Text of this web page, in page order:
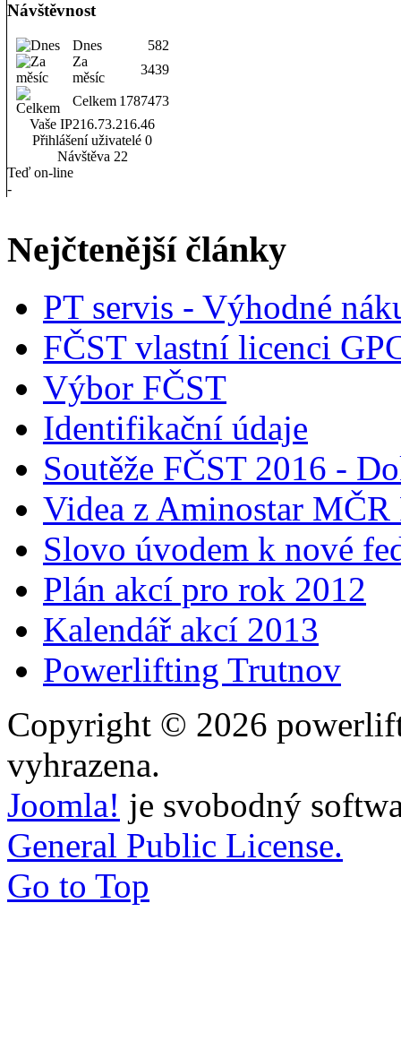
Návštěvnost
Dnes
582
Za
měsíc
3439
Celkem 1787473
Vaše IP216.73.216.46
Přihlášení uživatelé 0
Návštěva 22
Teď on-line
-
Nejčtenější články
PT servis - Výhodné
FČST vlastní licenci
Výbor FČST
Identifikační údaje
Soutěže FČST 2016 -
Videa z Aminostar MČR
Slovo úvodem k nové
Plán akcí pro rok 2012
Kalendář akcí 2013
Powerlifting Trutnov
Copyright © 2026
vyhrazena.
Joomla! je svobodný
General Public License.
Go to Top